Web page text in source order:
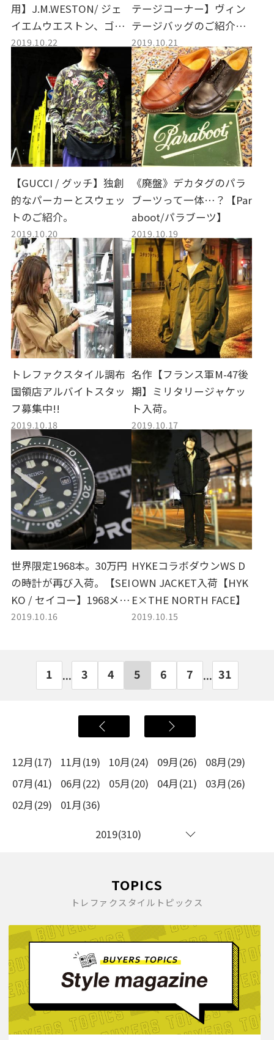
用】J.M.WESTON/ ジェ
イエムウエストン、ゴル
フ/ロジェ?買取入荷。
2019.10.22
テージコーナー】ヴィン
テージバッグのご紹介。
GUCCI、CELINE etc....
2019.10.21
【GUCCI / グッチ】独創
的なパーカーとスウェッ
トのご紹介。
2019.10.20
《廃盤》デカタグのパラ
ブーツって一体…？【Par
aboot/パラブーツ】
2019.10.19
トレファクスタイル調布
国領店アルバイトスタッ
フ募集中!!
2019.10.18
名作【フランス軍M-47後
期】ミリタリージャケッ
ト入荷。
2019.10.17
世界限定1968本。30万円
の時計が再び入荷。【SEI
KO / セイコー】1968メタ
ニカルダイバーズ買取/S
2019.10.16
HYKEコラボダウンWS D
OWN JACKET入荷【HYK
E×THE NORTH FACE】
2019.10.15
1 ... 3 4 5 6 7 ... 31
12月(17) 11月(19) 10月(24) 09月(26)
08月(29)
07月(41)
06月(22) 05月(20) 04月(21)
03月(26)
02月(29)
01月(36)
2019(310)
TOPICS
トレファクスタイルトピックス